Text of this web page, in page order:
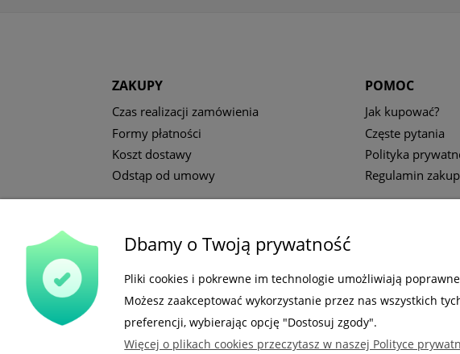
ZAKUPY
Czas realizacji zamówienia
Formy płatności
Koszt dostawy
Odstąp od umowy
POMOC
Jak kupować?
Częste pytania
Polityka
Regulamin
Gdzie nas możesz znaleźć
Dbamy o Twoją prywatność
Pliki cookies i pokrewne im technologie umożliwiają
Możesz zaakceptować wykorzystanie przez nas wszystkich
preferencji, wybierając opcję "Dostosuj zgody".
Więcej o plikach cookies przeczytasz w naszej Polityce